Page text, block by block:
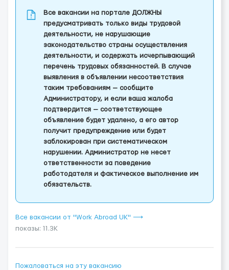
Все вакансии на портале ДОЛЖНЫ
предусматривать только виды трудовой
деятельности, не нарушающие
законодательство страны осуществления
деятельности, и содержать исчерпывающий
перечень трудовых обязанностей. В случае
выявления в объявлении несоответствия
таким требованиям — сообщите
Администратору, и если ваша жалоба
подтвердится — соответствующее
объявление будет удалено, а его автор
получит предупреждение или будет
заблокирован при систематическом
нарушении. Администратор не несет
ответственности за поведение
работодателя и фактическое выполнение им
обязательств.
Все вакансии от "Work Abroad UK" ⟶
показы: 11.3K
Пожаловаться на эту вакансию